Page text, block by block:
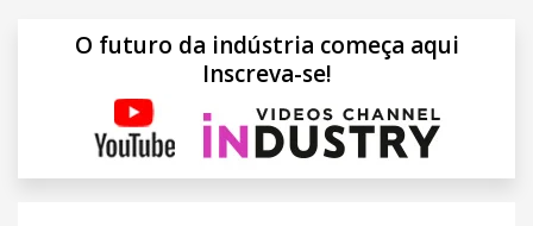
O futuro da indústria começa aqui
Inscreva-se!